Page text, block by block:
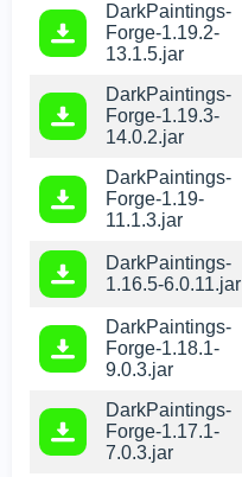
DarkPaintings-
Forge-1.19.2-
13.1.5.jar
DarkPaintings-
Forge-1.19.3-
14.0.2.jar
DarkPaintings-
Forge-1.19-
11.1.3.jar
DarkPaintings-
1.16.5-6.0.11.jar
DarkPaintings-
Forge-1.18.1-
9.0.3.jar
DarkPaintings-
Forge-1.17.1-
7.0.3.jar